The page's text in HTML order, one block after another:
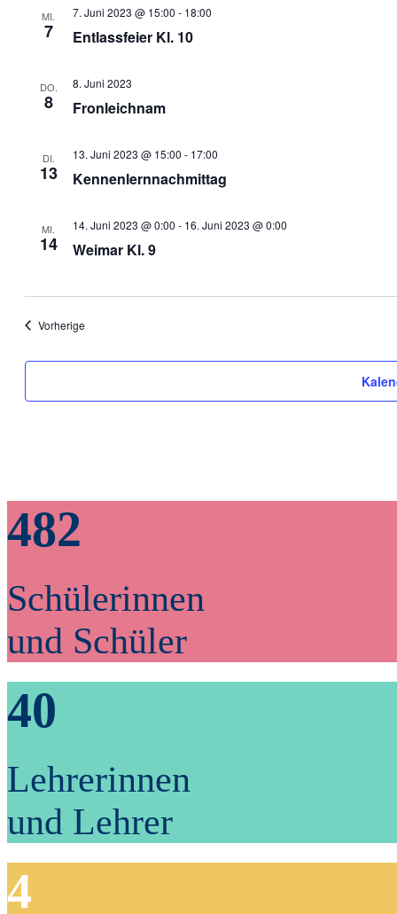
MI.
7 Entlassfeier Kl. 10
7. Juni 2023 @ 15:00 - 18:00
DO.
8 Fronleichnam
8. Juni 2023
DI.
13 Kennenlernnachmittag
13. Juni 2023 @ 15:00 - 17:00
MI.
14 Weimar Kl. 9
14. Juni 2023 @ 0:00 - 16. Juni 2023 @ 0:00
VorherigeVeranstaltungen
482
Schülerinnen
und Schüler
40
Lehrerinnen
und Lehrer
4